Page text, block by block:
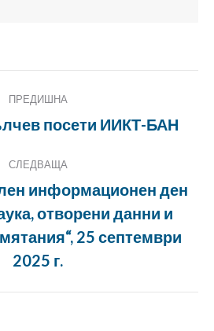
ПРЕДИШНА
Предишна
посети ИИКТ-БАН
СЛЕДВАЩА
Следващата
публикация:
информационен ден
отворени данни и
25 септември
2025 г.